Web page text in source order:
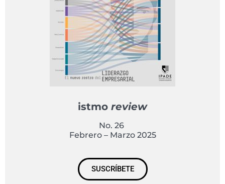
istmo review
No. 26
Febrero – Marzo 2025
SUSCRÍBETE